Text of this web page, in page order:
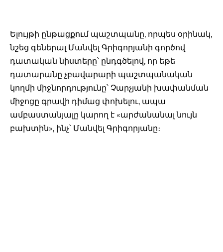
Ելույթի ընթացքում պաշտպանը, որպես օրինակ,
նշեց գեներալ Մանվել Գրիգորյանի գործով
դատական նիստերը՝ ընդգծելով, որ եթե
դատարանը չբավարարի պաշտպանական
կողմի միջնորդությունը՝ Չարչյանի խափանման
միջոցը գրավի դիմաց փոխելու, ապա
ամբաստանյալը կարող է «արժանանալ նույն
բախտին», ինչ՝ Մանվել Գրիգորյանը։